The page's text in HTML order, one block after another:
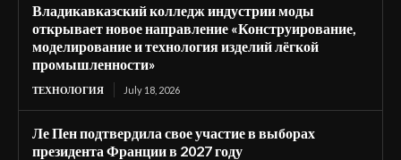
Владикавказский колледж индустрии моды
открывает новое направление «Конструирование,
моделирование и технология изделий лёгкой
промышленности»
ТЕХНОЛОГИЯ July 18, 2026
Ле Пен подтвердила свое участие в выборах
президента Франции в 2027 году